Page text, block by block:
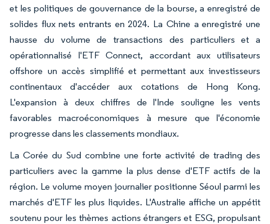
et les politiques de gouvernance de la bourse, a enregistré de
solides flux nets entrants en 2024. La Chine a enregistré une
hausse du volume de transactions des particuliers et a
opérationnalisé l'ETF Connect, accordant aux utilisateurs
offshore un accès simplifié et permettant aux investisseurs
continentaux d'accéder aux cotations de Hong Kong.
L'expansion à deux chiffres de l'Inde souligne les vents
favorables macroéconomiques à mesure que l'économie
progresse dans les classements mondiaux.
La Corée du Sud combine une forte activité de trading des
particuliers avec la gamme la plus dense d'ETF actifs de la
région. Le volume moyen journalier positionne Séoul parmi les
marchés d'ETF les plus liquides. L'Australie affiche un appétit
soutenu pour les thèmes actions étrangers et ESG, propulsant